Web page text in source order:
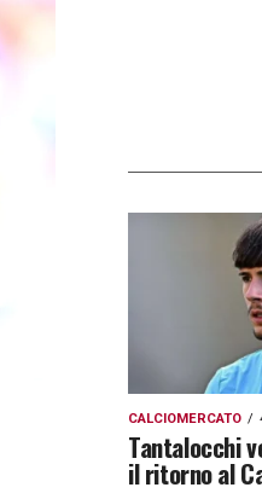
CALCIOMERCATO
Tantalocchi
il ritorno al